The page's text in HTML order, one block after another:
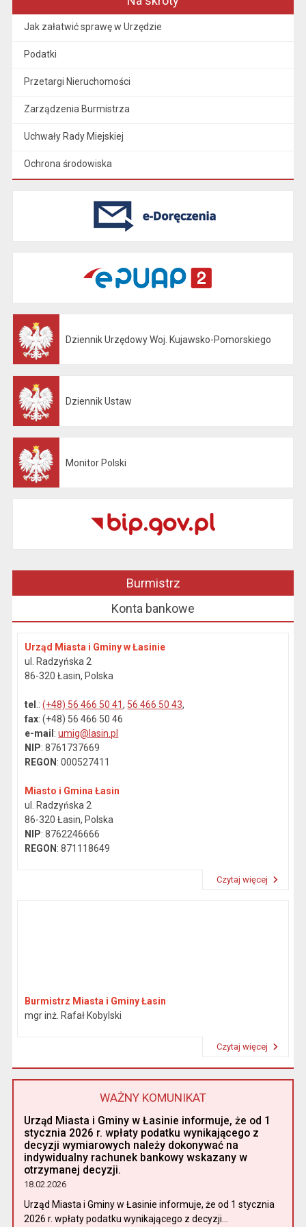
Jak załatwić sprawę w Urzędzie
Podatki
Przetargi Nieruchomości
Zarządzenia Burmistrza
Uchwały Rady Miejskiej
Ochrona środowiska
Dziennik Urzędowy Woj. Kujawsko-Pomorskiego
Dziennik Ustaw
Monitor Polski
Burmistrz
Konta bankowe
Urząd Miasta i Gminy w Łasinie
ul. Radzyńska 2
86-320 Łasin, Polska
tel .:(+48) 56 466 50 41, 56 466 50 43,
fax: (+48) 56 466 50 46
e-mail :umig@lasin.pl
NIP: 8761737669
REGON : 000527411
Miasto i Gmina Łasin
ul. Radzyńska 2
86-320 Łasin, Polska
NIP: 8762246666
REGON : 871118649
Czytaj więcej
Burmistrz Miasta i Gminy Łasin
mgr inż. Rafał Kobylski
Czytaj więcej
WAŻNY KOMUNIKAT
Urząd Miasta i Gminy w Łasinie informuje, że od 1
stycznia 2026 r. wpłaty podatku wynikającego z
decyzji wymiarowych należy dokonywać na
indywidualny rachunek bankowy wskazany w
otrzymanej decyzji.
18.02.2026
Urząd Miasta i Gminy w Łasinie informuje, że od 1 stycznia
2026 r. wpłaty podatku wynikającego z decyzji...